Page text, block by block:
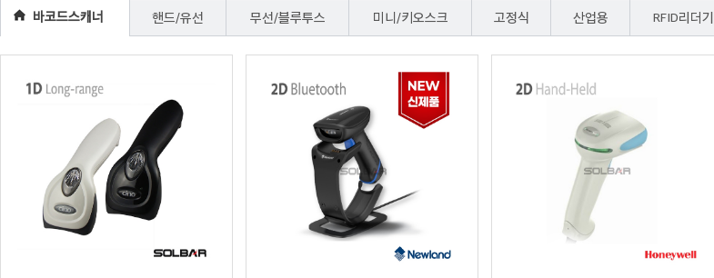
바코드스캐너 핸드/유선 무선/블루투스 미니/키오스크 고정식 산업용 RFID리더기